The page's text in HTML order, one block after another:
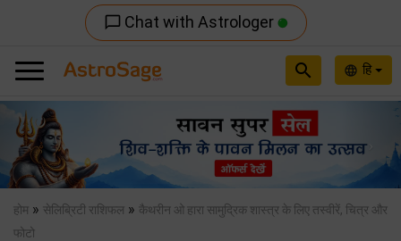
chat_bubble_outline Chat with Astrologer
language हि
search
Previous
होम » सेलिब्रिटी राशिफल » कैथरीन ओ हारा सामुद्रिक शास्त्र के लिए तस्वीरें, चित्र और
फोटो